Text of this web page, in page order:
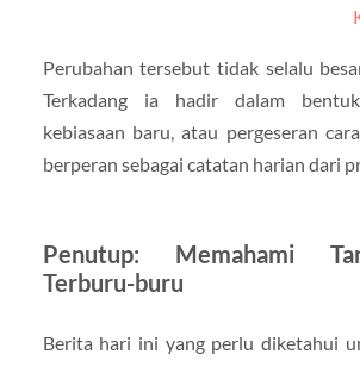
Perubahan tersebut tidak selalu
Terkadang ia hadir dalam
kebiasaan baru, atau pergeseran
berperan sebagai catatan harian dari
Penutup: Memahami
Terburu-buru
Berita hari ini yang perlu diketahui